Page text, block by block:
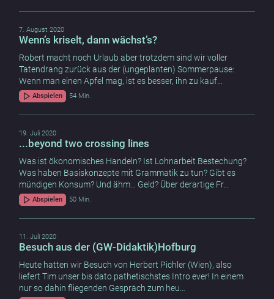
7. August 2020
Wenn’s kriselt, dann wächst’s?
Robert macht noch Urlaub aber trotzdem sind wir voller
Tatendrang zurück aus der (ungeplanten) Sommerpause:
Wenn man einen Apfel mag, ist es besser, ihn zu kauf…
Abspielen 54 Min.
19. Juli 2020
...beyond two crossing lines
Was ist ökonomisches Handeln? Ist Lohnarbeit Bestechung?
Was haben Basiskonzepte mit Grammatik zu tun? Gibt es
mündigen Konsum? Und ähm… Geld? Über derartige Fr…
Abspielen 50 Min.
11. Juli 2020
Besuch aus der (GW-Didaktik)Hofburg
Heute hatten wir Besuch von Herbert Pichler (Wien), also
liefert Tim unser bis dato pathetischstes Intro ever! In einem
nur so dahin fliegenden Gespräch zum heu…